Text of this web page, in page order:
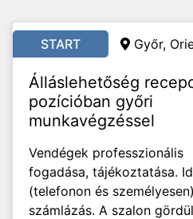
START Győr,
Álláslehetőség
pozícióban győri
munkavégzéssel
Vendégek professzionális
fogadása, tájékoztatása.
(telefonon és
számlázás. A szalon